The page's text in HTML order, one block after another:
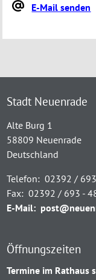
E-Mail senden
Stadt Neuenrade
Alte Burg 1
58809 Neuenrade
Deutschland
Telefon: 02392 /
Fax: 02392 / 693 -
E-Mail:
Öffnungszeiten
Termine im Rathaus